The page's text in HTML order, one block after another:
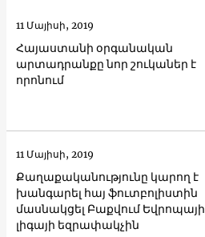
Հայաստանի օրգանական
արտադրանքը նոր շուկաներ է
որոնում
11 Մայիսի, 2019
Քաղաքականությունը կարող է
խանգարել հայ ֆուտբոլիստին
մասնակցել Բաքվում Եվրոպայի
լիգայի եզրափակչին
11 Մայիսի, 2019